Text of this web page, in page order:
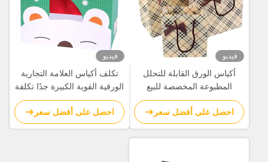
فيديو
أكياس الورق القابلة للتحلل
المطبوعة المخصصة للبيع
بالجملة مع Bowknot
احصل على أفضل سعر
فيديو
تكلف أكياس العلامة التجارية
الورقية القوية الكبيرة جدًا تكلفة
الطباعة مع التصفيح اللامع
احصل على أفضل سعر